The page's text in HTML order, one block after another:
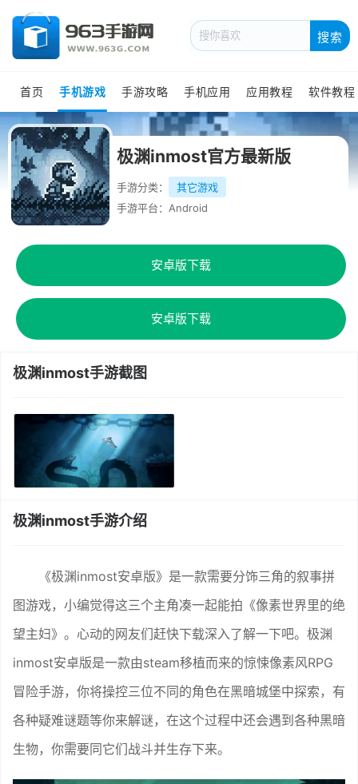
搜索
首页 手机游戏 手游攻略 手机应用 应用教程 软件教程
极渊inmost官方最新版
手游分类：
其它游戏
手游平台：Android
安卓版下载
安卓版下载
极渊inmost手游截图
极渊inmost手游介绍
《极渊inmost安卓版》是一款需要分饰三角的叙事拼
图游戏，小编觉得这三个主角凑一起能拍《像素世界里的绝
望主妇》。心动的网友们赶快下载深入了解一下吧。极渊
inmost安卓版是一款由steam移植而来的惊悚像素风RPG
冒险手游，你将操控三位不同的角色在黑暗城堡中探索，有
各种疑难谜题等你来解谜，在这个过程中还会遇到各种黑暗
生物，你需要同它们战斗并生存下来。